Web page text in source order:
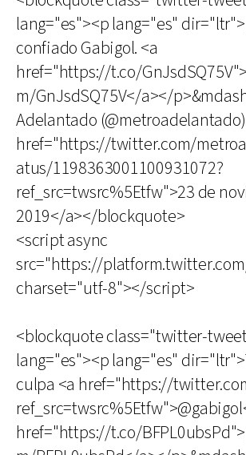
lang="es"><p lang="es"
confiado Gabigol. <a
href="https://t.co/
m/GnJsdSQ75V</a></
Adelantado
href="https://twitter.com/
atus/1198363001100931072?
ref_src=twsrc%5Etfw">23 de
2019</a></blockquote>
<script async
src="https://
charset="utf-8"></script>
<blockquote class="twitter-
lang="es"><p lang="es"
culpa <a href="https://
href="https://t.co/